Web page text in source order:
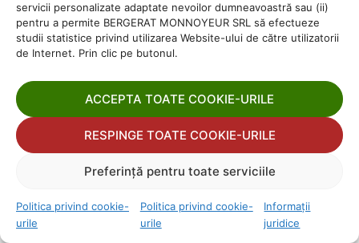
servicii personalizate adaptate nevoilor dumneavoastră sau (ii)
pentru a permite BERGERAT MONNOYEUR SRL să efectueze
studii statistice privind utilizarea Website-ului de către utilizatorii
de Internet. Prin clic pe butonul.
ACCEPTA TOATE COOKIE-URILE
RESPINGE TOATE COOKIE-URILE
Preferință pentru toate serviciile
Politica privind cookie-
urile
Politica privind cookie-
urile
Informații
juridice
Gestionează consimțământul